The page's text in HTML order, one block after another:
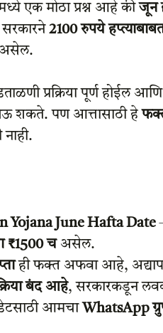
एक मोठा प्रश्न आहे कीजून
सरकारने2100 रुपये
प्रक्रिया पूर्ण होईल
शकते. पण आत्तासाठी हे
Yojana June Hafta Date
₹1500 चअसेल.
ही फक्त अफवा आहे, अद्याप
बंद आहे, सरकारकडून
आमचा WhatsApp